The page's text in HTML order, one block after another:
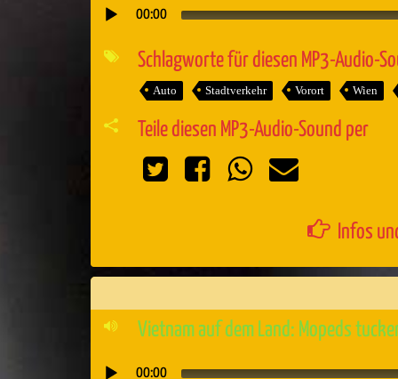
Audio-
Player
00:00
Schlagworte für diesen MP3-Audio-
Auto Stadtverkehr Vorort Wien
Teile diesen MP3-Audio-Sound per
Infos
Vietnam auf dem Land: Mopeds
00:00